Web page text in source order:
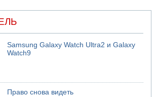
Samsung Galaxy Watch Ultra2 и Galaxy
Watch9
Право снова видеть